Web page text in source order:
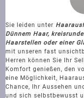
Sie leiden unter
Dünnem Haar,
Haarstellen oder einer
mit unseren fast
Herren können Sie Ihr
Komfort genießen, den
eine Möglichkeit,
Chance, Ihr Aussehen
und sich selbstbewusst